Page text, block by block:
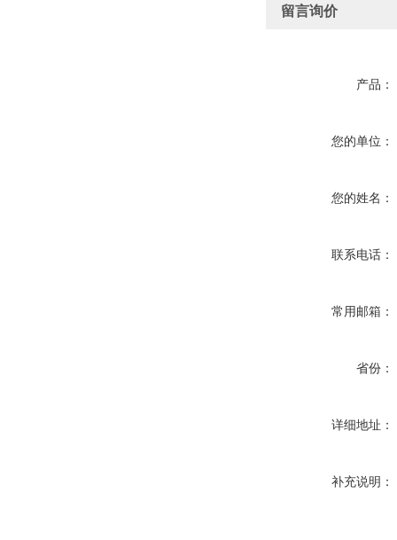
留言询价
产品：
您的单位：
您的姓名：
联系电话：
常用邮箱：
省份：
详细地址：
补充说明：